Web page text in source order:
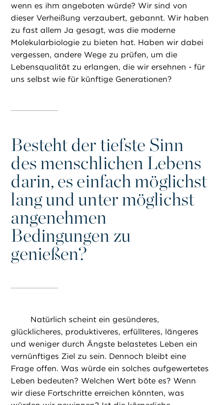
wenn es ihm angeboten würde? Wir sind von
dieser Verheißung verzaubert, gebannt. Wir haben
zu fast allem Ja gesagt, was die moderne
Molekularbiologie zu bieten hat. Haben wir dabei
vergessen, andere Wege zu prüfen, um die
Lebensqualität zu erlangen, die wir ersehnen - für
uns selbst wie für künftige Generationen?
Besteht der tiefste Sinn
des menschlichen Lebens
darin, es einfach möglichst
lang und unter möglichst
angenehmen
Bedingungen zu
genießen?
Natürlich scheint ein gesünderes,
glücklicheres, produktiveres, erfüllteres, längeres
und weniger durch Ängste belastetes Leben ein
vernünftiges Ziel zu sein. Dennoch bleibt eine
Frage offen. Was würde ein solches aufgewertetes
Leben bedeuten? Welchen Wert böte es? Wenn
wir diese Fortschritte erreichen könnten, was